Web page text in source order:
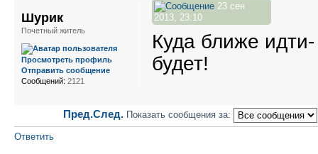
23 сен
2013, 23:10
Куда ближе
будет!
Шурик
Почетный житель
Просмотреть профиль
Отправить сообщение
Сообщений: 2121
Пред.След. Показать сообщения за:
Ответить